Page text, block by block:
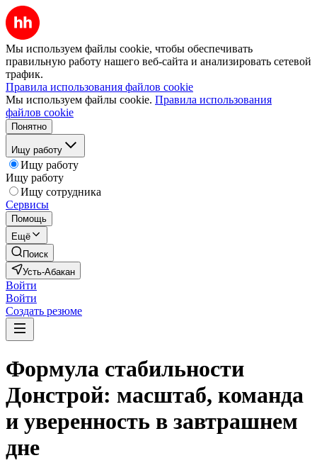
Мы используем файлы cookie, чтобы обеспечивать
правильную работу нашего веб-сайта и анализировать сетевой
трафик.
Правила использования файлов cookie
Мы используем файлы cookie. Правила использования
файлов cookie
Понятно
Ищу работу
Ищу работу
Ищу работу
Ищу сотрудника
Сервисы
Помощь
Ещё
Поиск
Усть-Абакан
Войти
Войти
Создать резюме
Формула стабильности
Донстрой: масштаб, команда
и уверенность в завтрашнем
дне